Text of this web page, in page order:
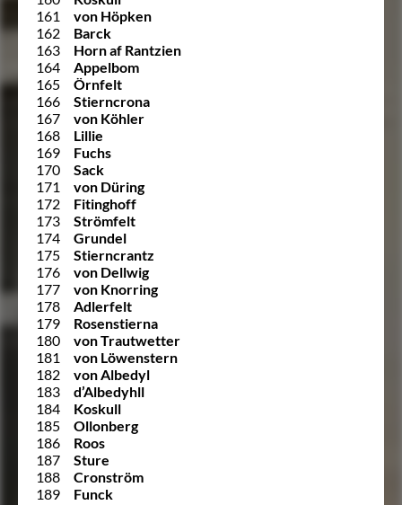
161
von Höpken
162
Barck
163
Horn af Rantzien
164
Appelbom
165
Örnfelt
166
Stierncrona
167
von Köhler
168
Lillie
169
Fuchs
170
Sack
171
von Düring
172
Fitinghoff
173
Strömfelt
174
Grundel
175
Stierncrantz
176
von Dellwig
177
von Knorring
178
Adlerfelt
179
Rosenstierna
180
von Trautwetter
181
von Löwenstern
182
von Albedyl
183
d’Albedyhll
184
Koskull
185
Ollonberg
186
Roos
187
Sture
188
Cronström
189
Funck